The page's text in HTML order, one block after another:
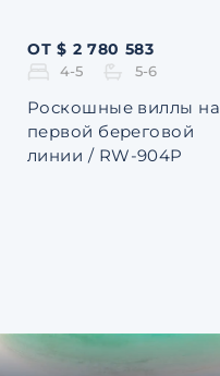
ОТ $ 2 780 583
4-5 5-6
Роскошные виллы на
первой береговой
линии / RW-904P